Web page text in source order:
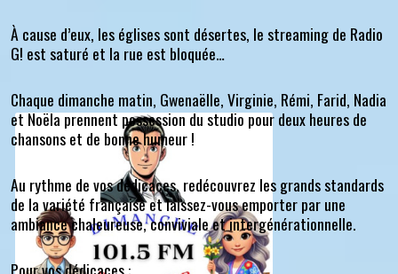
À cause d’eux, les églises sont désertes, le streaming de Radio
G! est saturé et la rue est bloquée…
Chaque dimanche matin, Gwenaëlle, Virginie, Rémi, Farid, Nadia
et Noëla prennent possession du studio pour deux heures de
chansons et de bonne humeur !
Au rythme de vos dédicaces, redécouvrez les grands standards
de la variété française et laissez-vous emporter par une
ambiance chaleureuse, conviviale et intergénérationnelle.